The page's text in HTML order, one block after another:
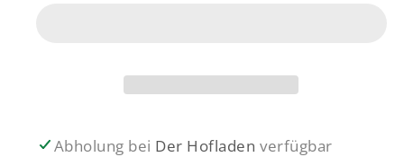
Abholung bei Der Hofladen verfügbar